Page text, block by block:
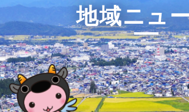
新潟センター 025-
料金シミュレーション
サポート
Q&A
〒992-0044
山形県米沢市春日四丁目2-75
〒960-
福島県
1
地域ニュ